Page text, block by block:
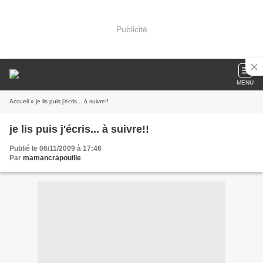
Publicité
MENU
Accueil » je lis puis j'écris... à suivre!!
je lis puis j'écris... à suivre!!
Publié le 06/11/2009 à 17:46
Par mamancrapouille